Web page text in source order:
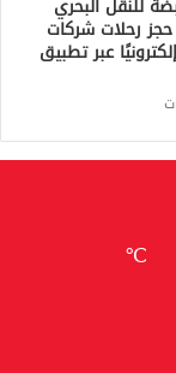
للنقل البحري
حجز رحلات شركات
عبر تطبيق
℃